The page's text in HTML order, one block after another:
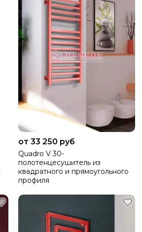
от 33 250 руб
Quadro V 30-
полотенцесушитель из
квадратного и прямоугольного
профиля